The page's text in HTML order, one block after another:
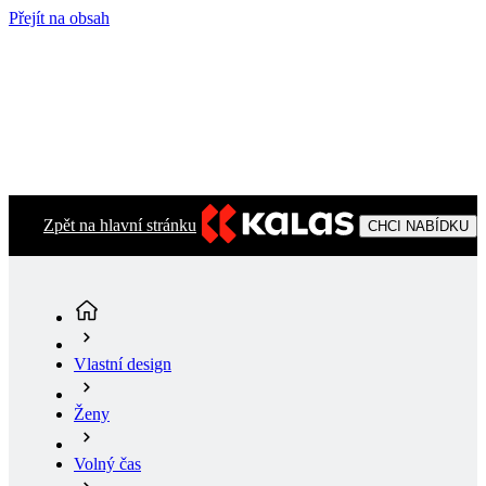
Přejít na obsah
Zpět na hlavní stránku CHCI NABÍDKU
Vlastní design
Ženy
Volný čas